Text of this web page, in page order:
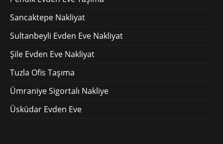
Sancaktepe Nakliyat
Sultanbeyli Evden Eve Nakliyat
Şile Evden Eve Nakliyat
Tuzla Ofis Taşıma
Ümraniye Sigortalı Nakliye
Üsküdar Evden Eve